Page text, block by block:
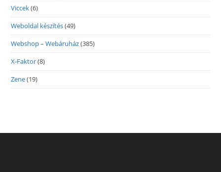
Viccek(6)
Weboldal készítés(49)
Webshop – Webáruház(385)
X-Faktor(8)
Zene(19)